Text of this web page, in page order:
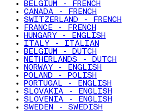
BELGIUM - FRENCH
CANADA - FRENCH
SWITZERLAND - FRENCH
FRANCE - FRENCH
HUNGARY - ENGLISH
ITALY - ITALIAN
BELGIUM - DUTCH
NETHERLANDS - DUTCH
NORWAY - ENGLISH
POLAND - POLISH
PORTUGAL - ENGLISH
SLOVAKIA - ENGLISH
SLOVENIA - ENGLISH
SWEDEN - SWEDISH